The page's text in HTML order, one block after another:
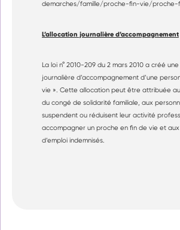
demarches/famille/proche-fin-vie/proche-
L’allocation journalière d’accompagnement
La loi n° 2010-209 du 2 mars 2010 a créé
journalière d’accompagnement d’une
vie ». Cette allocation peut être attribuée
du congé de solidarité familiale, aux
suspendent ou réduisent leur activité
accompagner un proche en fin de vie et
d’emploi indemnisés.